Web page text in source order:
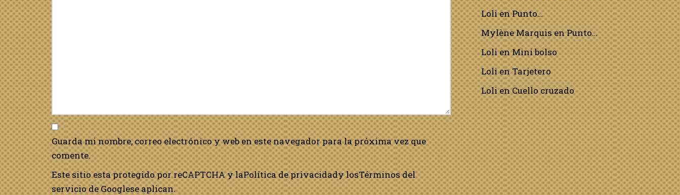
Guarda mi nombre, correo electrónico y web en este navegador para la próxima vez que
comente.
Este sitio esta protegido por reCAPTCHA y laPolítica de privacidady losTérminos del
servicio de Googlese aplican.
LolienPunto…
Mylène MarquisenPunto…
LolienMini bolso
LolienTarjetero
LolienCuello cruzado